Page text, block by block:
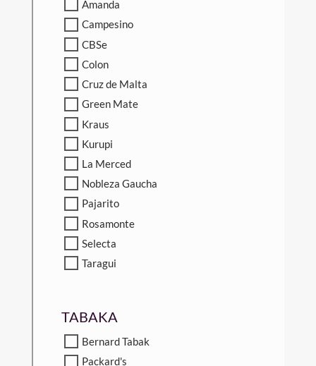
Amanda
Campesino
CBSe
Colon
Cruz de Malta
Green Mate
Kraus
Kurupi
La Merced
Nobleza Gaucha
Pajarito
Rosamonte
Selecta
Taragui
TABAKA
Bernard Tabak
Packard's